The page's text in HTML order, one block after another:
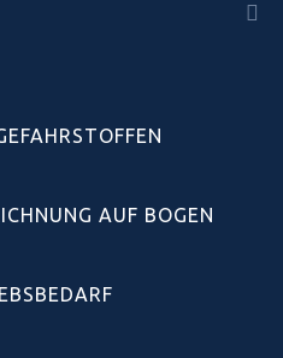
AUF BOGEN